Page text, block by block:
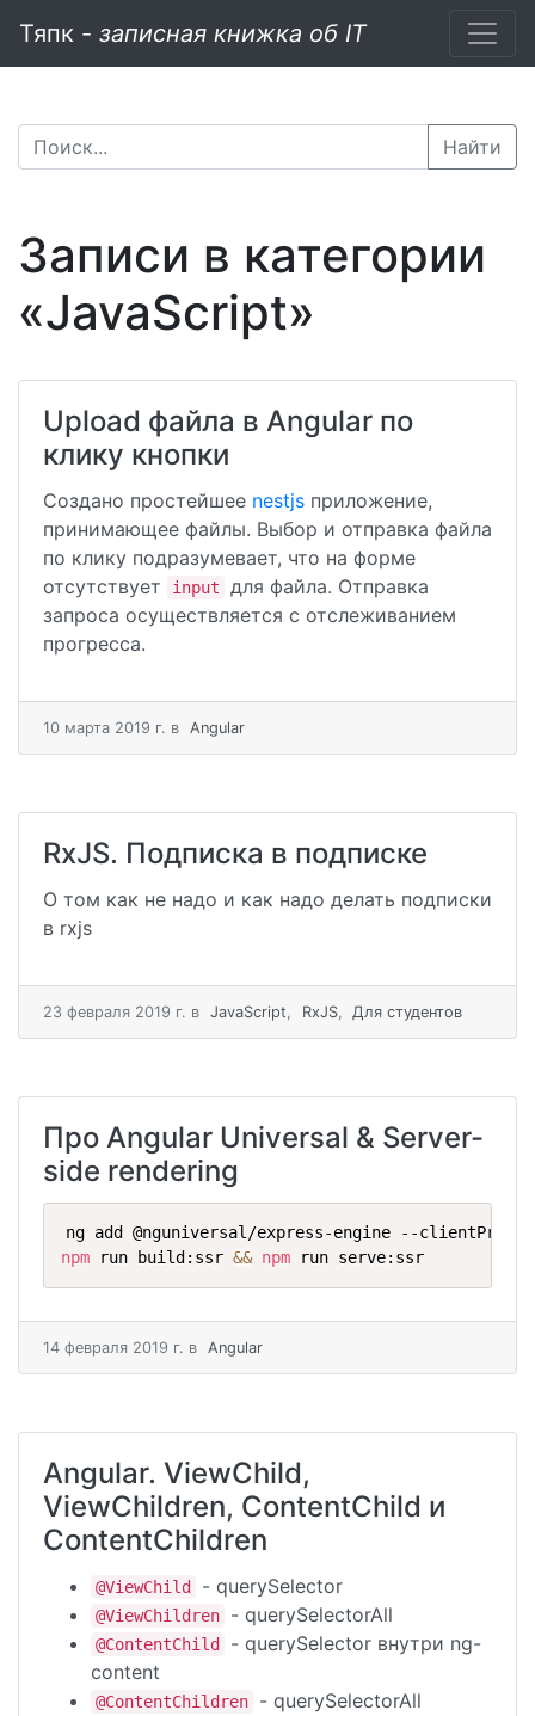
Тяпк - записная книжка об IT
Найти
Записи в категории
«JavaScript»
Upload файла в Angular по
клику кнопки
Создано простейшее nestjs приложение,
принимающее файлы. Выбор и отправка файла
по клику подразумевает, что на форме
отсутствует
input
для файла. Отправка
запроса осуществляется с отслеживанием
прогресса.
10 мартa 2019 г. в Angular
RxJS. Подписка в подписке
О том как не надо и как надо делать подписки
в rxjs
23 февраля 2019 г. в JavaScript, RxJS, Для студентов
Про Angular Universal & Server-
side rendering
npm run build:ssr && npm run serve:ssr
14 февраля 2019 г. в Angular
Angular. ViewChild,
ViewChildren, ContentChild и
ContentChildren
@ViewChild - querySelector
@ViewChildren - querySelectorAll
@ContentChild
- querySelector внутри ng-
content
@ContentChildren
- querySelectorAll